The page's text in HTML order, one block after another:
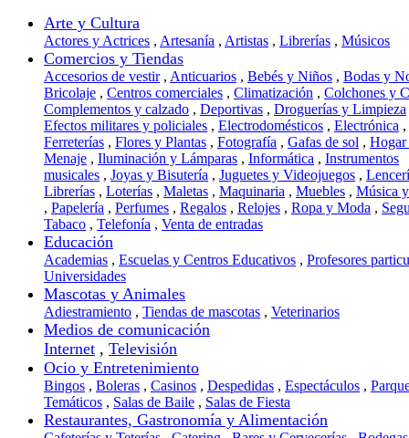
Arte y Cultura
Actores y Actrices , Artesanía , Artistas , Librerías , Músicos
Comercios y Tiendas
Accesorios de vestir, Anticuarios , Bebés y Niños , Bodas y
Bricolaje , Centros comerciales , Climatización , Colchones y
Complementos y calzado , Deportivas , Droguerías y Limpieza
Efectos militares y policiales , Electrodomésticos , Electrónica ,
Ferreterías , Flores y Plantas , Fotografía , Gafas de sol ,
Menaje , Iluminación y Lámparas , Informática , Instrumentos
musicales , Joyas y Bisutería , Juguetes y Videojuegos ,
Librerías , Loterías , Maletas , Maquinaria , Muebles , Música
, Papelería , Perfumes , Regalos , Relojes , Ropa y Moda ,
Tabaco , Telefonía , Venta de entradas
Educación
Academias , Escuelas y Centros Educativos , Profesores
Universidades
Mascotas y Animales
Adiestramiento , Tiendas de mascotas , Veterinarios
Medios de comunicación
Internet , Televisión
Ocio y Entretenimiento
Bingos , Boleras , Casinos , Despedidas , Espectáculos ,
Temáticos , Salas de Baile , Salas de Fiesta
Restaurantes, Gastronomía y Alimentación